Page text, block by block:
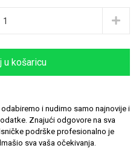
u košaricu
i nudimo samo najnovije i
Znajući odgovore na sva
podrške profesionalno je
sva vaša očekivanja.
Cirkus